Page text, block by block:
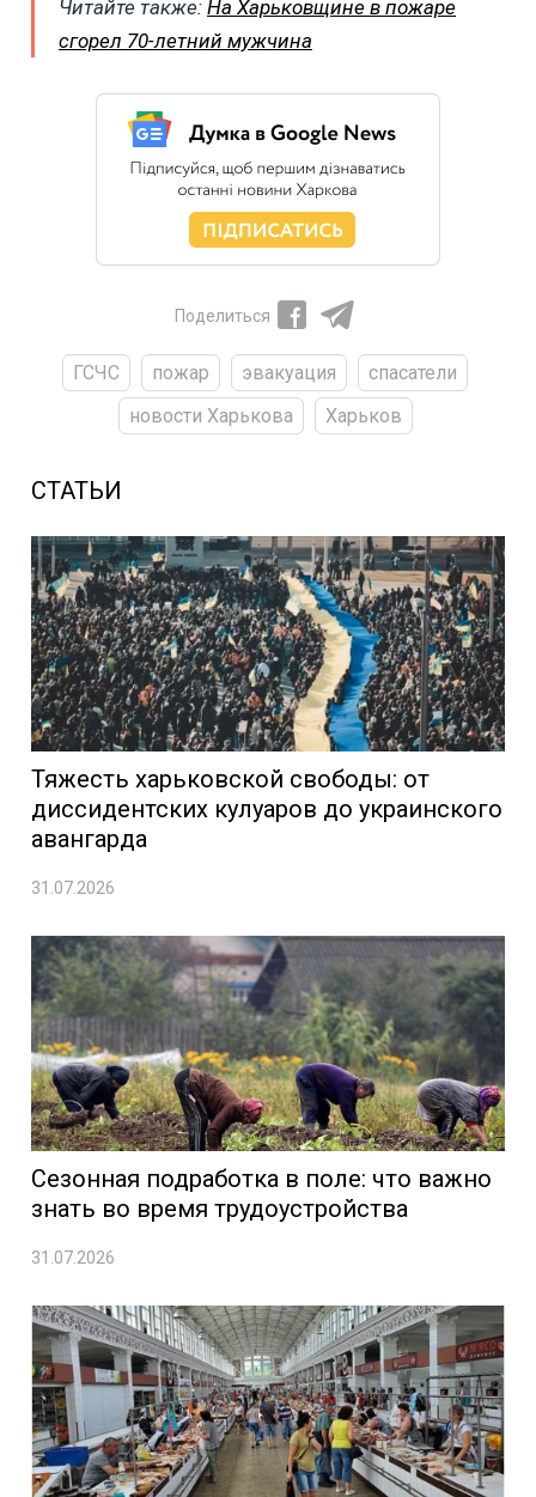
Читайте также: На Харьковщине в пожаре
сгорел 70-летний мужчина
Поделиться
ГСЧС пожар эвакуация
спасатели
новости Харькова
Харьков
СТАТЬИ
Тяжесть харьковской свободы: от
диссидентских кулуаров до украинского
авангарда
31.07.2026
Сезонная подработка в поле: что важно
знать во время трудоустройства
31.07.2026